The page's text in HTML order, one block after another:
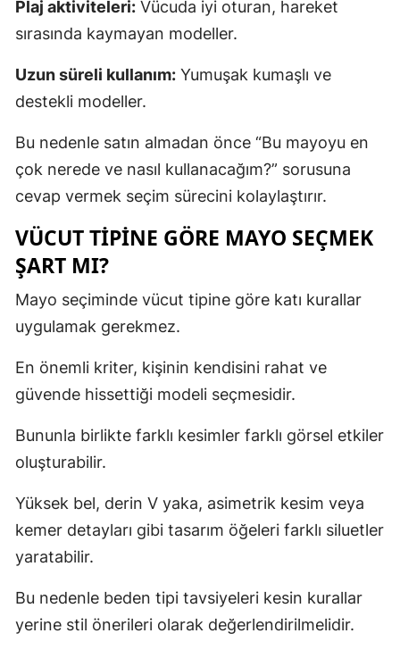
Plaj aktiviteleri: Vücuda iyi oturan, hareket
sırasında kaymayan modeller.
Uzun süreli kullanım: Yumuşak kumaşlı ve
destekli modeller.
Bu nedenle satın almadan önce “Bu mayoyu en
çok nerede ve nasıl kullanacağım?” sorusuna
cevap vermek seçim sürecini kolaylaştırır.
VÜCUT TIPINE GÖRE MAYO SEÇMEK
ŞART MI?
Mayo seçiminde vücut tipine göre katı kurallar
uygulamak gerekmez.
En önemli kriter, kişinin kendisini rahat ve
güvende hissettiği modeli seçmesidir.
Bununla birlikte farklı kesimler farklı görsel etkiler
oluşturabilir.
Yüksek bel, derin V yaka, asimetrik kesim veya
kemer detayları gibi tasarım öğeleri farklı siluetler
yaratabilir.
Bu nedenle beden tipi tavsiyeleri kesin kurallar
yerine stil önerileri olarak değerlendirilmelidir.